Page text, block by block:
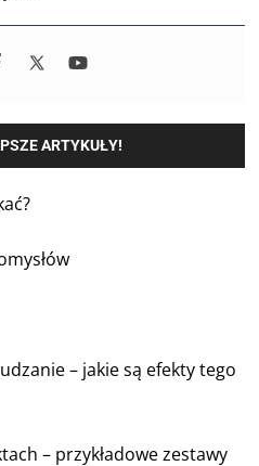
ARTYKUŁY!
– jakie są efekty tego
– przykładowe zestawy